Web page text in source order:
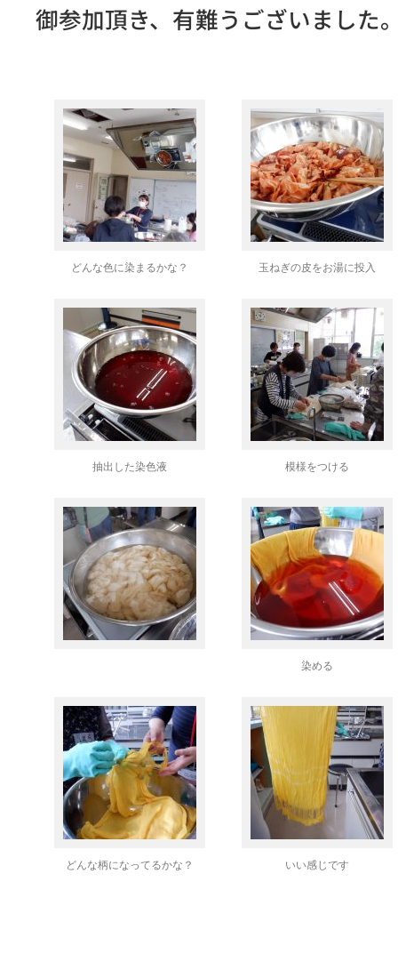
御参加頂き、有難うございました
どんな色に染まるかな？ 玉ねぎの皮をお湯に投入
抽出した染色液 模様をつける
染める
どんな柄になってるかな？ いい感じです